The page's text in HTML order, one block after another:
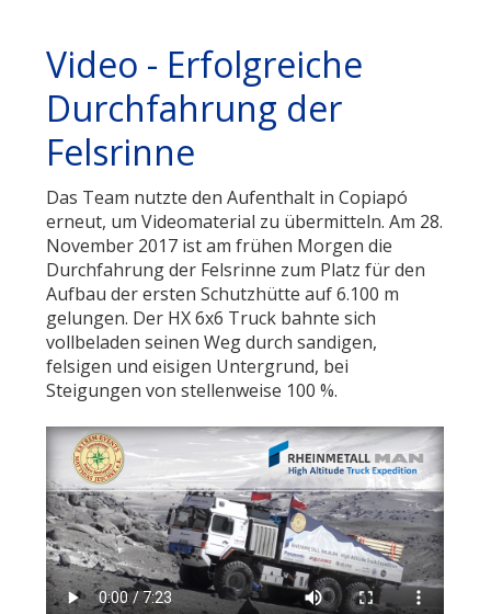
Video - Erfolgreiche
Durchfahrung der
Felsrinne
Das Team nutzte den Aufenthalt in Copiapó
erneut, um Videomaterial zu übermitteln. Am 28.
November 2017 ist am frühen Morgen die
Durchfahrung der Felsrinne zum Platz für den
Aufbau der ersten Schutzhütte auf 6.100 m
gelungen. Der HX 6x6 Truck bahnte sich
vollbeladen seinen Weg durch sandigen,
felsigen und eisigen Untergrund, bei
Steigungen von stellenweise 100 %.